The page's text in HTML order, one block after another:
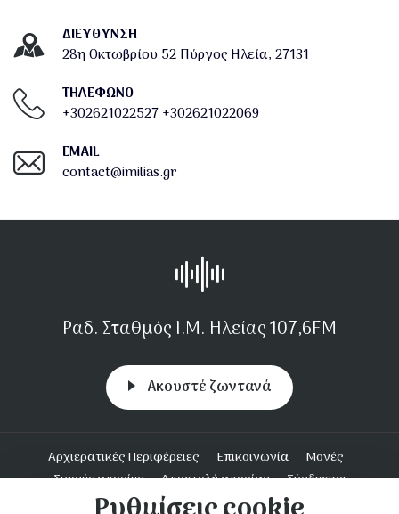
ΔΙΕΎΘΥΝΣΗ
28η Οκτωβρίου 52 Πύργος Ηλεία, 27131
ΤΗΛΕΦΩΝΟ
+302621022527 +302621022069
EMAIL
contact@imilias.gr
Ραδ. Σταθμός Ι.Μ. Ηλείας 107,6FM
Aκουστέ ζωντανά
Υποσέλιδο
Αρχιερατικές Περιφέρειες Επικοινωνία
Μονές
Συχνές απορίες
Αποστολή απορίας
Σύνδεσμοι
Ενοριακή Δράση